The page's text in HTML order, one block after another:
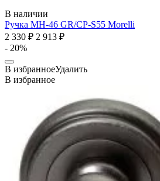
В наличии
Ручка MH-46 GR/CP-S55 Morelli
2 330 ₽ 2 913 ₽
- 20%
В избранноеУдалить
В избранное